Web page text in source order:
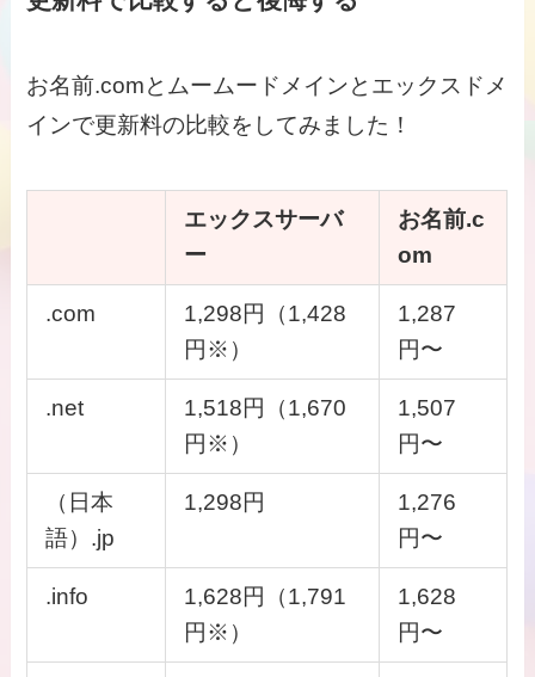
お名前.comとムームードメインとエックスドメ
インで更新料の比較をしてみました！
エックスサーバ
ー
お名前.c
om
.com
1,298円（1,428
円※）
1,287
円〜
.net
1,518円（1,670
円※）
1,507
円〜
（日本
語）.jp
1,298円
1,276
円〜
.info
1,628円（1,791
円※）
1,628
円〜